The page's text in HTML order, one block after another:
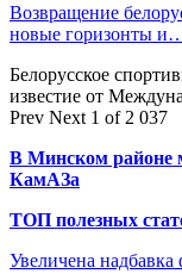
Возвращение
новые горизонты
Белорусское
известие от
Prev Next 1 of 2 037
В Минском районе
КамАЗа
ТОП полезных
Увеличена